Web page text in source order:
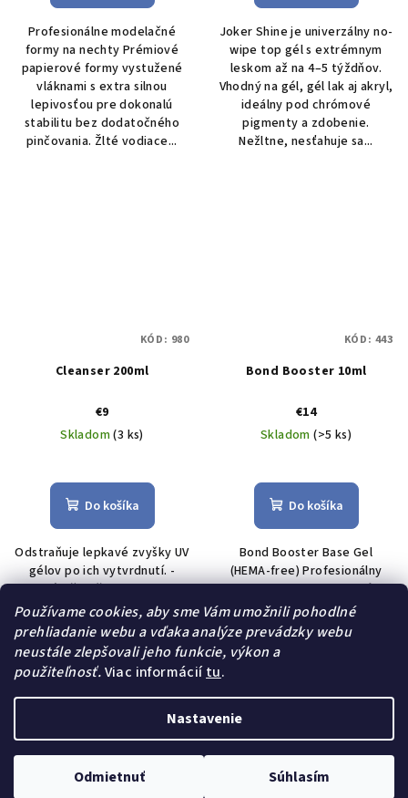
Používame cookies, aby sme Vám umožnili pohodlné
prehliadanie webu a vďaka analýze prevádzky webu
neustále zlepšovali jeho funkcie, výkon a
použiteľnosť.Viac informáciítu.
Nastavenie
Odmietnuť Súhlasím
Profesionálne modelačné
formy na nechty Prémiové
papierové formy vystužené
vláknami s extra silnou
lepivosťou pre dokonalú
stabilitu bez dodatočného
pinčovania. Žlté vodiace...
Joker Shine je univerzálny no-
wipe top gél s extrémnym
leskom až na 4–5 týždňov.
Vhodný na gél, gél lak aj akryl,
ideálny pod chrómové
pigmenty a zdobenie.
Nežltne, nesťahuje sa...
Cleanser 200ml
€9
Skladom(3 ks)
Do košíka
Odstraňuje lepkavé zvyšky UV
gélov po ich vytvrdnutí. -
Dôležitý člen rodiny
Fill&Form, pretože jeho
bezfarebné zloženie bez
zápachu zabezpečuje
dokonalú priľnavosť.
KÓD: 980
Bond Booster 10ml
€14
Skladom(>5 ks)
Do košíka
Bond Booster Base Gel
(HEMA-free) Profesionálny
bonding podkladový gél
určený najmä pre
problematické nechty.
Zabezpečuje maximálnu
priľnavosť medzi prírodným
KÓD: 443
Upraviť nastavenie cookies